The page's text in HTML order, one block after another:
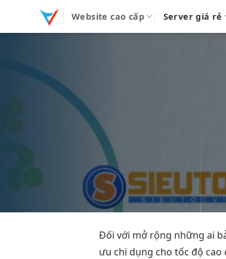
Website cao cấp Server giá rẻ
Đối với mở rộng những ai
ưu chi dụng chotốc độ cao